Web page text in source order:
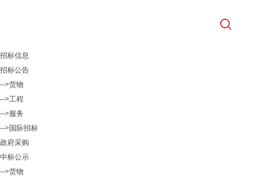
招标信息
招标公告
-->货物
-->工程
-->服务
-->国际招标
政府采购
中标公示
-->货物